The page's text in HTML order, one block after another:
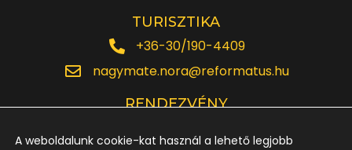
TURISZTIKA
+36-30/190-4409
nagymate.nora@reformatus.hu
RENDEZVÉNY
A weboldalunk cookie-kat használ a lehető legjobb